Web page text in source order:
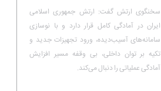
سخنگوی ارتش گفت: ارتش جمهوری اسلامی
ایران در آمادگی کامل قرار دارد و با نوسازی
سامانه‌های آسیب‌دیده، ورود تجهیزات جدید و
تکیه بر توان داخلی، بی وقفه مسیر افزایش
آمادگی عملیاتی را دنبال می‌کند.